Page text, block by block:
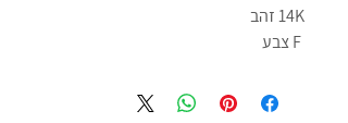
14K זהב